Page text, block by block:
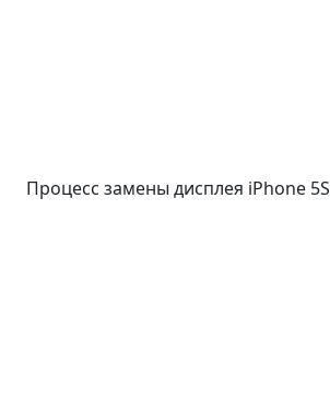
Процесс замены дисплея iPhone 5S